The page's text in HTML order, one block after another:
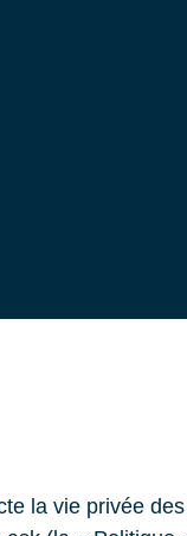
la vie privée